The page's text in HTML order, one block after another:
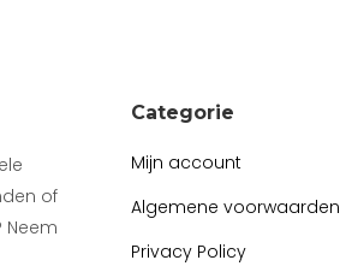
of
Neem
Categorie
Mijn account
Algemene voorwaarden
Privacy Policy